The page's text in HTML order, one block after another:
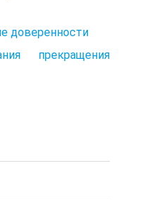
доверенности
прекращения